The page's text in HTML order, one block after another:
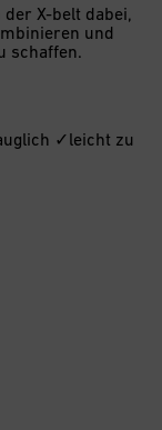
X-belt dabei,
und
schaffen.
✓leicht zu